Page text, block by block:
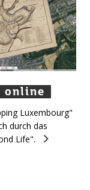
online
online
Luxembourg"
durch das
Life".